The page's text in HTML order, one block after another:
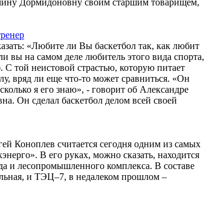
«Любите ли Вы баскетбол так, как любит
вы на самом деле любитель этого вида спорта,
С той неистовой страстью, которую питает
вряд ли еще что-то может сравниться. «Он
я его знаю», - говорит об Александре
Он сделал баскетбол делом всей своей
Коноплев считается сегодня одним из самых
В его руках, можно сказать, находится
и лесопромышленного комплекса. В составе
и ТЭЦ–7, в недалеком прошлом –